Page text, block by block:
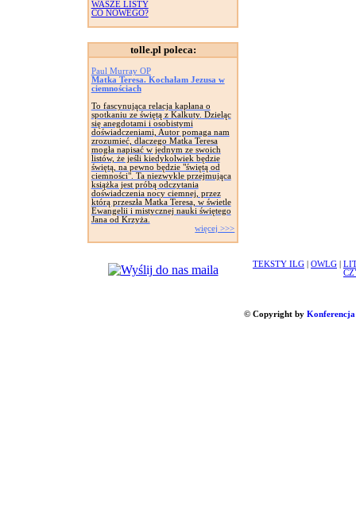
WASZE LISTY
CO NOWEGO?
tolle.pl poleca:
Paul Murray OP
Matka Teresa. Kochałam Jezusa w
ciemnościach
To fascynująca relacja kapłana o
spotkaniu ze świętą z Kalkuty. Dzieląc
się anegdotami i osobistymi
doświadczeniami, Autor pomaga nam
zrozumieć, dlaczego Matka Teresa
mogła napisać w jednym ze swoich
listów, że jeśli kiedykolwiek będzie
świętą, na pewno będzie "świętą od
ciemności". Ta niezwykle przejmująca
książka jest próbą odczytania
doświadczenia nocy ciemnej, przez
którą przeszła Matka Teresa, w świetle
Ewangelii i mistycznej nauki świętego
Jana od Krzyża.
więcej >>>
TEKSTY ILG OWLG
© Copyright by Konferencja